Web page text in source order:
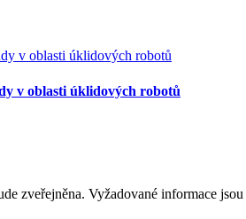
v oblasti úklidových robotů
zveřejněna. Vyžadované informace jsou